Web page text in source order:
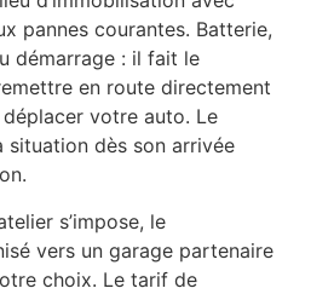
pannes courantes. Batterie,
démarrage : il fait le
en route directement
votre auto. Le
situation dès son arrivée
s’impose, le
vers un garage partenaire
choix. Le tarif de